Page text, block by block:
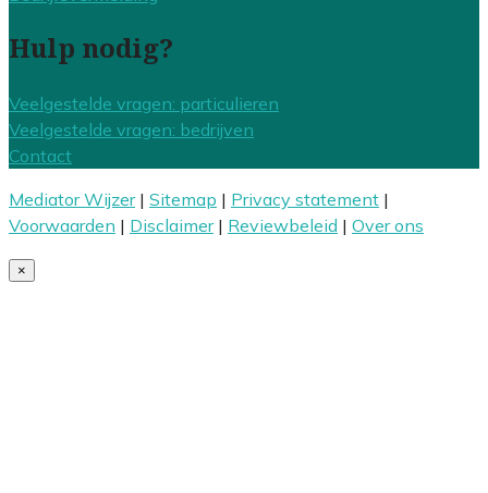
Hulp nodig?
Veelgestelde vragen: particulieren
Veelgestelde vragen: bedrijven
Contact
Mediator Wijzer| Sitemap | Privacy statement |
Voorwaarden | Disclaimer| Reviewbeleid | Over ons
×